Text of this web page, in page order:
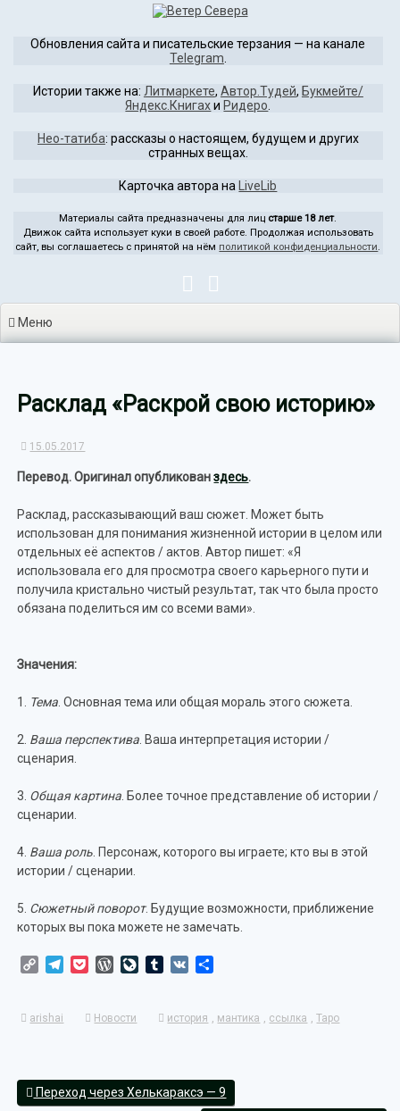
содержимому
Обновления сайта и писательские терзания — на канале
Telegram
Истории также на: Литмаркете, Автор.Тудей, Букмейте/
Яндекс.Книгахи Ридеро
Нео-татиба: рассказы о настоящем, будущем и других
странных вещах.
Карточка автора на LiveLib
Материалы сайта предназначены для лиц старше 18 лет.
Движок сайта использует куки в своей работе. Продолжая использовать
сайт, вы соглашаетесь с принятой на нём политикой конфиденциальности.
Меню
Расклад «Раскрой свою историю»
15.05.2017
Перевод. Оригинал опубликованздесь.
Расклад, рассказывающий ваш сюжет. Может быть
использован для понимания жизненной истории в целом или
отдельных её аспектов / актов. Автор пишет: «Я
использовала его для просмотра своего карьерного пути и
получила кристально чистый результат, так что была просто
обязана поделиться им со всеми вами».
Значения:
1. Тема . Основная тема или общая мораль этого сюжета.
2. Ваша перспектива . Ваша интерпретация истории /
сценария.
3. Общая картина . Более точное представление об истории /
сценарии.
4. Ваша роль . Персонаж, которого вы играете; кто вы в этой
истории / сценарии.
5. Сюжетный поворот. Будущие возможности, приближение
которых вы пока можете не замечать.
Copy TelegramPocketWordPress
LiveJournal
Tumblr
VK
arishai Новости история , мантика , ссылка ,Таро
Переход через Хелькараксэ — 9